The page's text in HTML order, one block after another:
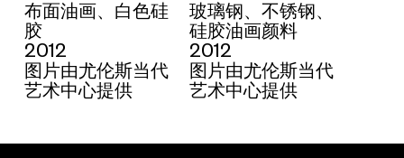
布面油画、白色硅
胶
2012
图片由尤伦斯当代
艺术中心提供
玻璃钢、不锈钢、
硅胶油画颜料
2012
图片由尤伦斯当代
艺术中心提供